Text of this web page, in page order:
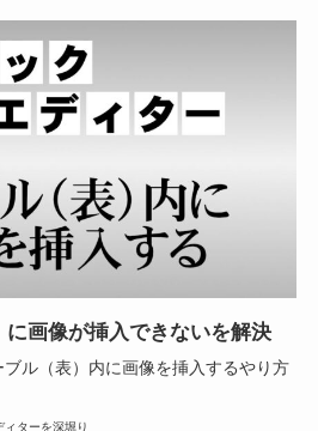
に画像が挿入できないを解決
ル（表）内に画像を挿入するやり方
ィターを深堀り